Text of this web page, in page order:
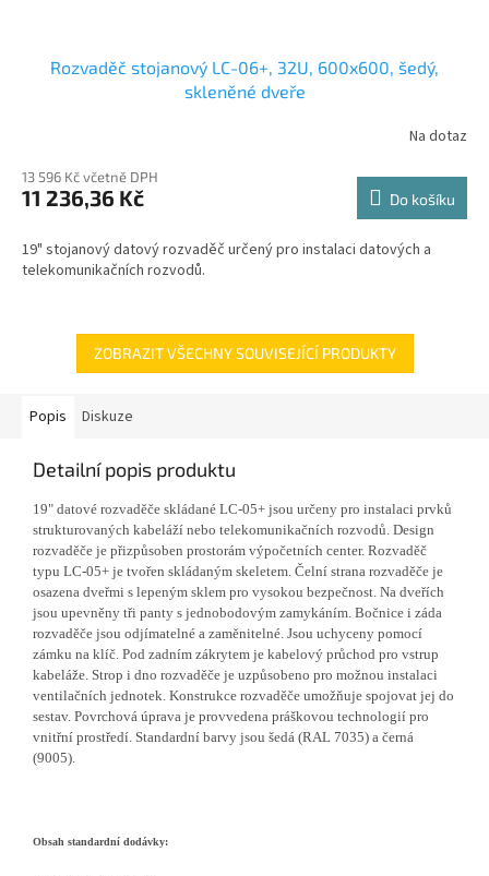
Rozvaděč stojanový LC-06+, 32U, 600x600, šedý,
skleněné dveře
Na dotaz
13 596 Kč včetně DPH
11 236,36 Kč Do košíku
19" stojanový datový rozvaděč určený pro instalaci datových a
telekomunikačních rozvodů.
ZOBRAZIT VŠECHNY SOUVISEJÍCÍ PRODUKTY
Popis Diskuze
Detailní popis produktu
19" datové rozvaděče skládané LC-05+ jsou určeny pro instalaci prvků
strukturovaných kabeláží nebo telekomunikačních rozvodů. Design
rozvaděče je přizpůsoben prostorám výpočetních center. Rozvaděč
typu LC-05+ je tvořen skládaným skeletem. Čelní strana rozvaděče je
osazena dveřmi s lepeným sklem pro vysokou bezpečnost. Na dveřích
jsou upevněny tři panty s jednobodovým zamykáním. Bočnice i záda
rozvaděče jsou odjímatelné a zaměnitelné. Jsou uchyceny pomocí
zámku na klíč. Pod zadním zákrytem je kabelový průchod pro vstrup
kabeláže. Strop i dno rozvaděče je uzpůsobeno pro možnou instalaci
ventilačních jednotek. Konstrukce rozvaděče umožňuje spojovat jej do
sestav. Povrchová úprava je provvedena práškovou technologií pro
vnitřní prostředí. Standardní barvy jsou šedá (RAL 7035) a černá
(9005).
Obsah standardní dodávky: